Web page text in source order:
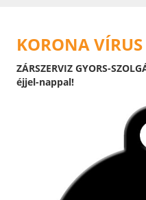
KORONA
ZÁRSZERVIZ GYORS-
éjjel-nappal!